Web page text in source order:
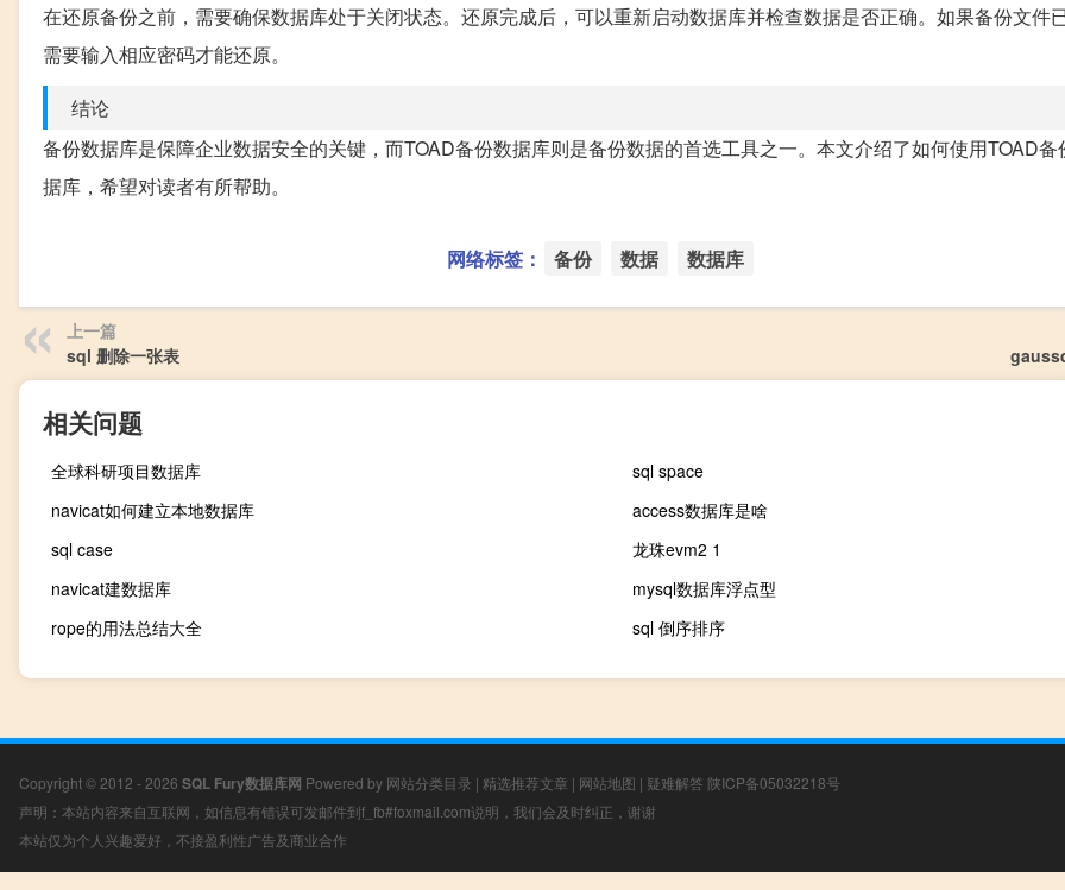
在还原备份之前，需要确保数据库处于关闭状态。还原完成后，可以重新启动数据库并检查数据是否正确。如果备份文件
需要输入相应密码才能还原。
结论
备份数据库是保障企业数据安全的关键，而TOAD备份数据库则是备份数据的首选工具之一。本文介绍了如何使用TOAD备
据库，希望对读者有所帮助。
网络标签： 备份 数据 数据库
上一篇
sql 删除一张表
相关问题
全球科研项目数据库
sql space
navicat如何建立本地数据库
access数据库是啥
sql case
龙珠evm2 1
navicat建数据库
mysql数据库浮点型
rope的用法总结大全
sql 倒序排序
Copyright © 2012 - 2026 SQL Fury数据库网 Powered by 网站分类目录 | 精选推荐文章 | 网站地图 | 疑难解答 陕ICP备05032218号
声明：本站内容来自互联网，如信息有错误可发邮件到f_fb#foxmail.com说明，我们会及时纠正，谢谢
本站仅为个人兴趣爱好，不接盈利性广告及商业合作